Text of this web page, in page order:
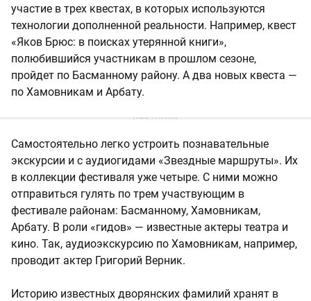
участие в трех квестах, в которых используются
технологии дополненной реальности. Например, квест
«Яков Брюс: в поисках утерянной книги»,
полюбившийся участникам в прошлом сезоне,
пройдет по Басманному району. А два новых квеста —
по Хамовникам и Арбату.
Самостоятельно легко устроить познавательные
экскурсии и с аудиогидами «Звездные маршруты». Их
в коллекции фестиваля уже четыре. С ними можно
отправиться гулять по трем участвующим в
фестивале районам: Басманному, Хамовникам,
Арбату. В роли «гидов» — известные актеры театра и
кино. Так, аудиоэкскурсию по Хамовникам, например,
проводит актер Григорий Верник.
Историю известных дворянских фамилий хранят в